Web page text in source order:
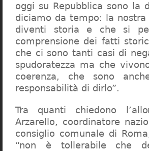
oggi su Repubblica sono la
diciamo da tempo: la
diventi storia e che si
comprensione dei fatti
che ci sono tanti casi di
spudoratezza ma che
coerenza, che sono
responsabilità di dirlo”.
Tra quanti chiedono
Arzarello, coordinatore
consiglio comunale di
“non è tollerabile che